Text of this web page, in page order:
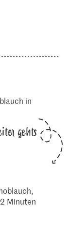
in
gehts
Minuten